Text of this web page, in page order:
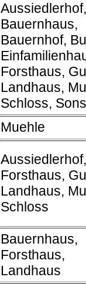
Aussiedlerhof,
Bauernhaus,
Bauernhof,
Forsthaus,
Landhaus,
Schloss,
Muehle
Aussiedlerhof,
Forsthaus,
Landhaus,
Schloss
Bauernhaus,
Forsthaus,
Landhaus